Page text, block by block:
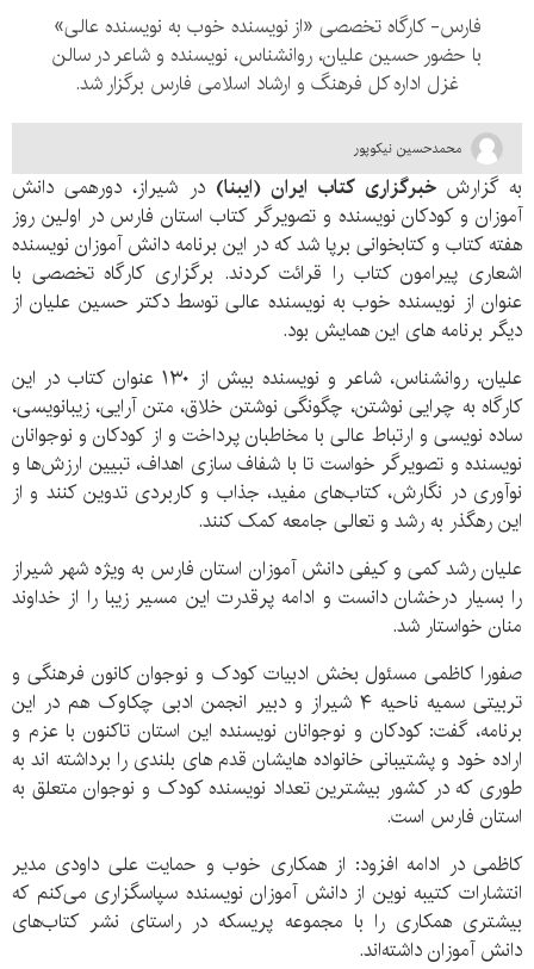
محمدحسین نیکوپور
فارس- کارگاه تخصصی «از نویسنده خوب به نویسنده عالی»
با حضور حسین علیان، روانشناس، نویسنده و شاعر در سالن
غزل اداره کل فرهنگ و ارشاد اسلامی فارس برگزار شد.
به گزارش خبرگزاری کتاب ایران (ایبنا) در شیراز، دورهمی دانش
آموزان و کودکان نویسنده و تصویرگر کتاب استان فارس در اولین روز
هفته کتاب و کتابخوانی برپا شد که در این برنامه دانش آموزان نویسنده
اشعاری پیرامون کتاب را قرائت کردند. برگزاری کارگاه تخصصی با
عنوان از نویسنده خوب به نویسنده عالی توسط دکتر حسین علیان از
دیگر برنامه های این همایش بود.
علیان، روانشناس، شاعر و نویسنده بیش از ۱۳۰ عنوان کتاب در این
کارگاه به چرایی نوشتن، چگونگی نوشتن خلاق، متن آرایی، زیبانویسی،
ساده نویسی و ارتباط عالی با مخاطبان پرداخت و از کودکان و نوجوانان
نویسنده و تصویرگر خواست تا با شفاف سازی اهداف، تبیین ارزش‌ها و
نوآوری در نگارش، کتاب‌های مفید، جذاب و کاربردی تدوین کنند و از
این رهگذر به رشد و تعالی جامعه کمک کنند.
علیان رشد کمی و کیفی دانش آموزان استان فارس به ویژه شهر شیراز
را بسیار درخشان دانست و ادامه پرقدرت این مسیر زیبا را از خداوند
منان خواستار شد.‌
صفورا کاظمی مسئول بخش ادبیات کودک و نوجوان کانون فرهنگی و
تربیتی سمیه ناحیه ۴ شیراز و دبیر انجمن ادبی چکاوک هم در این
برنامه، گفت: کودکان و نوجوانان نویسنده این استان تاکنون با عزم و
اراده خود و پشتیبانی خانواده هایشان قدم های بلندی را برداشته اند به
طوری که در کشور بیشترین تعداد نویسنده کودک و نوجوان متعلق به
استان فارس است.
کاظمی در ادامه افزود: از همکاری خوب و حمایت علی داودی مدیر
انتشارات کتیبه نوین از دانش آموزان نویسنده سپاسگزاری می‌کنم که
بیشتری همکاری را با مجموعه پریسکه در راستای نشر کتاب‌های
دانش آموزان داشته‌اند.